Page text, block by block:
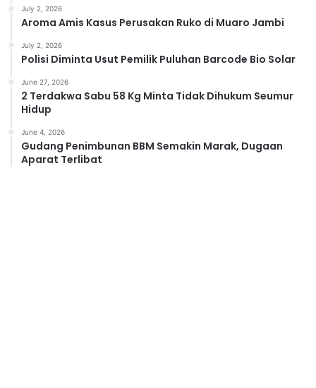
July 2, 2026
Aroma Amis Kasus Perusakan Ruko di Muaro Jambi
July 2, 2026
Polisi Diminta Usut Pemilik Puluhan Barcode Bio Solar
June 27, 2026
2 Terdakwa Sabu 58 Kg Minta Tidak Dihukum Seumur
Hidup
June 4, 2026
Gudang Penimbunan BBM Semakin Marak, Dugaan
Aparat Terlibat